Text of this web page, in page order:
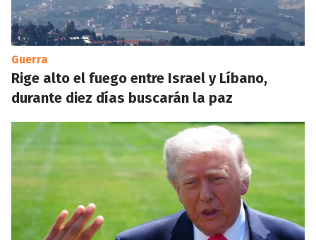
Guerra
Rige alto el fuego entre Israel y Líbano,
durante diez días buscarán la paz